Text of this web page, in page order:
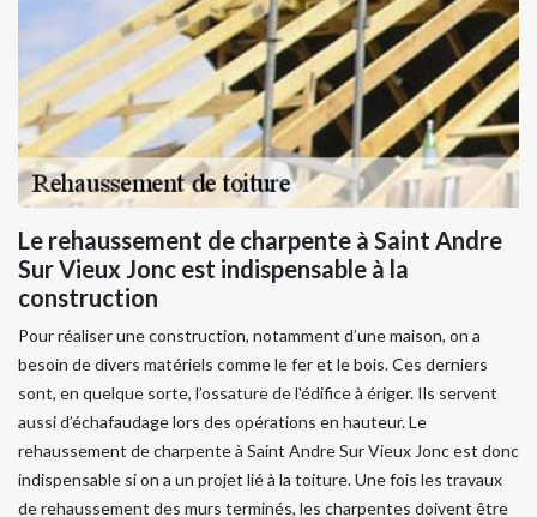
Le rehaussement de charpente à Saint Andre
Sur Vieux Jonc est indispensable à la
construction
Pour réaliser une construction, notamment d’une maison, on a
besoin de divers matériels comme le fer et le bois. Ces derniers
sont, en quelque sorte, l’ossature de l'édifice à ériger. Ils servent
aussi d’échafaudage lors des opérations en hauteur. Le
rehaussement de charpente à Saint Andre Sur Vieux Jonc est donc
indispensable si on a un projet lié à la toiture. Une fois les travaux
de rehaussement des murs terminés, les charpentes doivent être